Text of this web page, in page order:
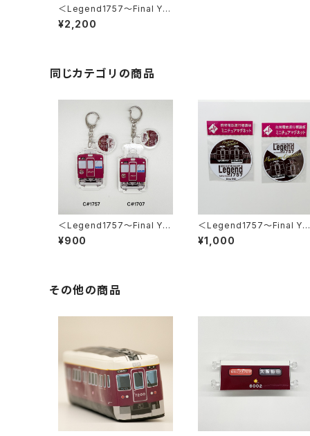
＜Legend1757～Final Ye
ar 2026～＞ミニミニ方向幕
¥2,200
同じカテゴリの商品
＜Legend1757～Final Ye
ar 2026～＞2連アクリルキ
ーホルダー
¥900
＜Legend1757～Final Ye
ar 2026～＞ミニチュアマグ
ネット2枚セット
¥1,000
その他の商品